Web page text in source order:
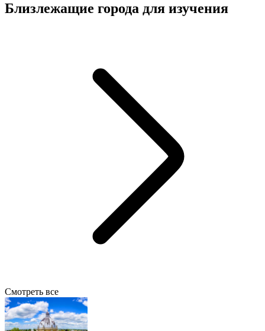
Близлежащие города для изучения
Смотреть все